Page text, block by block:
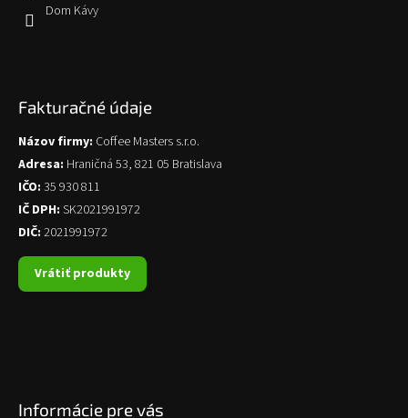
Dom Kávy
Fakturačné údaje
Názov firmy: Coffee Masters s.r.o.
Adresa: Hraničná 53, 821 05 Bratislava
IČO: 35 930 811
IČ DPH: SK2021991972
DIČ: 2021991972
Vrátiť produkty
Informácie pre vás